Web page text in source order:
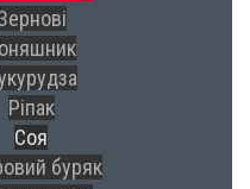
Ріпак
Соя
буряк